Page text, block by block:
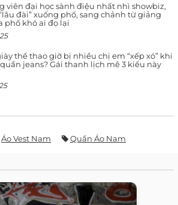
viên đại học sành điệu nhất nhì showbiz,
đài” xuống phố, sang chảnh từ giảng
phố khó ai đọ lại
thể thao giờ bị nhiều chị em “xếp xó” khi
jeans? Gái thanh lịch mê 3 kiểu này
Áo Vest Nam Quần Áo Nam